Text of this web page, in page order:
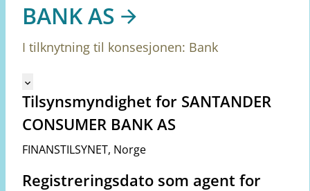
BANK AS
I tilknytning til konsesjonen: Bank
Mangler tekst for vreg.ShowMoreInformation (no)
keyboard_arrow_down
Tilsynsmyndighet for SANTANDER
CONSUMER BANK AS
FINANSTILSYNET, Norge
Registreringsdato som agent for